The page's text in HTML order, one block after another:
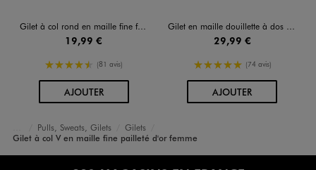
Gilet à col rond en maille fine femme
19,99 €
4.5/5 de moyenne
(81 avis)
AJOUTERAU PANIER
Gilet en maille douillette à dos fantaisie femme
29,99 €
5/5 de moyenne
(74 avis)
AJOUTERAU PANIER
Accueil
Femme
Vêtements
Pulls, Sweats, Gilets
Gilets
Gilet à col V en maille fine pailleté d'or femme